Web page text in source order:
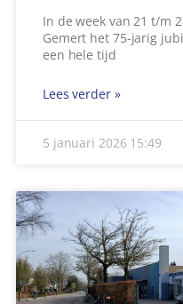
In de week van 21 t/m
Gemert het 75-jarig
een hele tijd
Lees verder »
5 januari 2026 15:49